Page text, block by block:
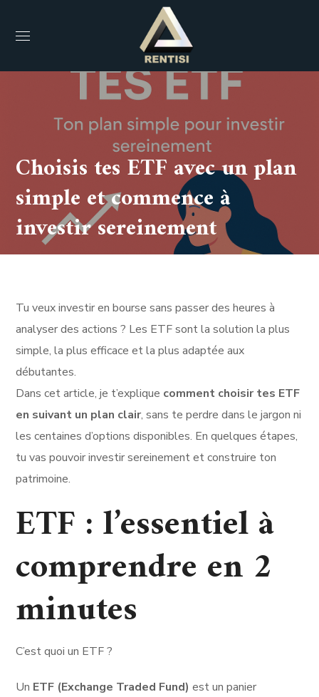
Choisis tes ETF avec un plan
simple et commence à
investir sereinement
Tu veux investir en bourse sans passer des heures à
analyser des actions ? Les ETF sont la solution la plus
simple, la plus efficace et la plus adaptée aux
débutantes.
Dans cet article, je t’explique comment choisir tes ETF
en suivant un plan clair, sans te perdre dans le jargon ni
les centaines d’options disponibles. En quelques étapes,
tu vas pouvoir investir sereinement et construire ton
patrimoine.
ETF : l’essentiel à
comprendre en 2
minutes
C’est quoi un ETF ?
Un ETF (Exchange Traded Fund) est un panier